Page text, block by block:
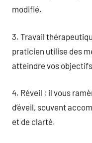
modifié.
3. Travail
praticien utilise des
atteindre vos
4. Réveil : il vous
d’éveil, souvent
et de clarté.